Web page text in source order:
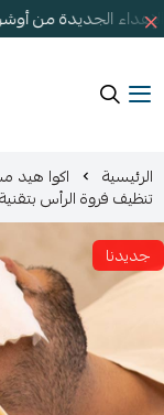
الجديدة من
الرئيسية اكوا هيد
تنظيف فروة الرأس
جديدنا